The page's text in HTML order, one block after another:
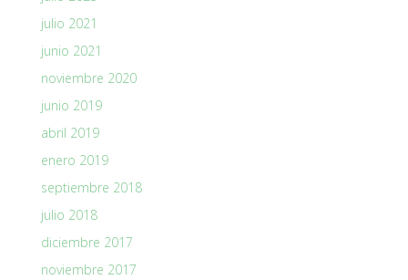
julio 2021
junio 2021
noviembre 2020
junio 2019
abril 2019
enero 2019
septiembre 2018
julio 2018
diciembre 2017
noviembre 2017